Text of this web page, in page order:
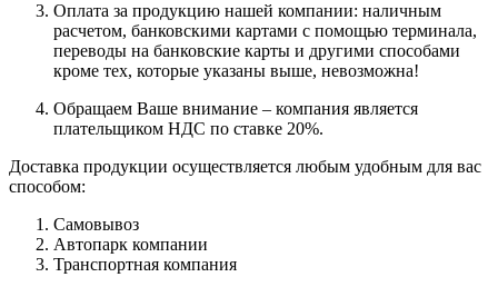
Оплата за продукцию нашей компании: наличным
расчетом, банковскими картами с помощью терминала,
переводы на банковские карты и другими способами
кроме тех, которые указаны выше, невозможна!
Обращаем Ваше внимание – компания является
плательщиком НДС по ставке 20%.
Доставка продукции осуществляется любым удобным для вас
способом:
Самовывоз
Автопарк компании
Транспортная компания